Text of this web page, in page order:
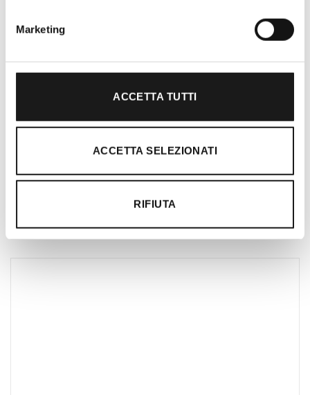
Marketing
ACCETTA TUTTI
ACCETTA SELEZIONATI
RIFIUTA
Oltre 30 anni di esperienza
Nato nel 1990 con il nome di Rifugio
Lazio. Da sempre soddisfiamo i nostri
clienti con professionalità, rendendo